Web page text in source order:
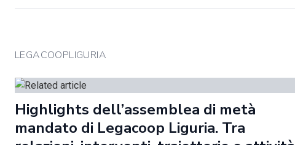
LEGACOOPLIGURIA
Highlights dell’assemblea di metà
mandato di Legacoop Liguria. Tra